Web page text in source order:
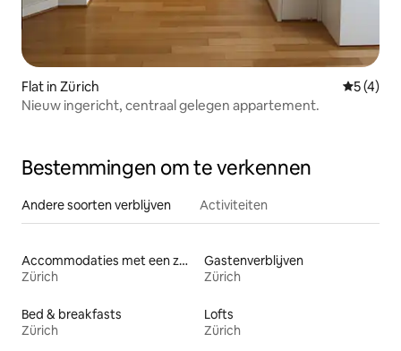
Flat in Zürich
5 (4)
Nieuw ingericht, centraal gelegen appartement.
Bestemmingen om te verkennen
Andere soorten verblijven Activiteiten
Accommodaties met een zwembad
Zürich
Gastenverblijven
Zürich
Bed & breakfasts
Zürich
Lofts
Zürich